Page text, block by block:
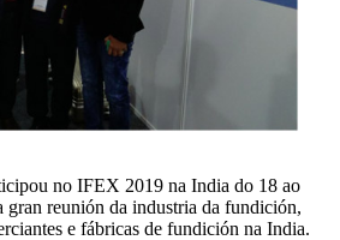
no IFEX 2019 na India do 18 ao
gran reunión da industria da fundición,
e fábricas de fundición na India.